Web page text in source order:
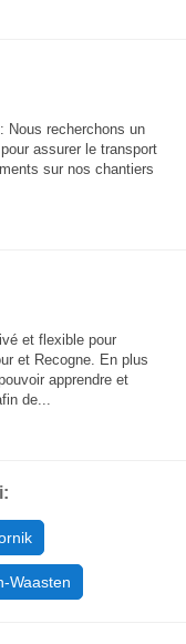
Nous recherchons un
assurer le transport
sur nos chantiers
et flexible pour
et Recogne. En plus
apprendre et
de...
Waasten